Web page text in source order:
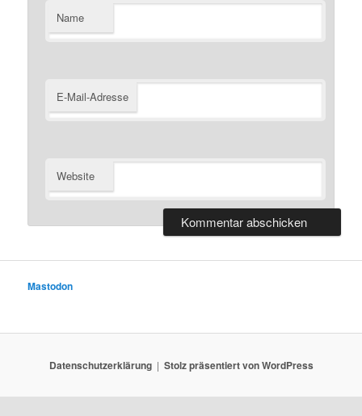
Name
E-Mail-Adresse
Website
Mastodon
Datenschutzerklärung Stolz präsentiert von WordPress